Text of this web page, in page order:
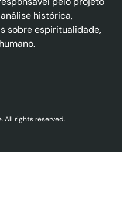
histórica,
sobre espiritualidade,
All rights reserved.